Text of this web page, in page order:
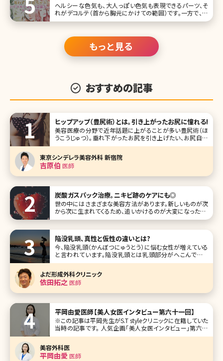
ヘルシーな色気も、大人っぽい色気も表現できるパーツ、そ
れがデコルテ（首から胸元にかけての範囲）です。一方で、エ
イジングサインが目立ちやすいという、あまり嬉しくない特徴
グにしました。 1位田中みな実 #田中みな実 さん♡インタビ
ュー掲載
もっと見る
おすすめの記事
ヒップアップ（豊尻術）とは。引き上がったお尻に憧れる!
美容医療の分野で近年話題に上がることが多い豊尻術（ほ
うこうじゅつ）。垂れ下がったお尻を引き上げたい、お尻自体
を大きくしたい、お尻の形をよくしたいなどのお悩みに対して
豊尻術を行います。 本記事では豊尻術を検討している方に
おいて最も悩みが深いであろうお尻が垂れ下がってしまう原
因について解説した上で
東京シンデレラ美容外科 新宿院
吉原伯 医師
炭酸ガスパック治療。ニキビ跡のケアにも◎
世の中にはさまざまな美容方法があります。新しいものが次
から次に生まれてくるため、追いかけるのが大変になったり、
どんなものが本当に効果があるのかわからなくなってきたり
上げます。その効果はニキビ跡を始め、美肌やアンチエイジ
ングのためのさまざま
陥没乳頭、真性と仮性の違いとは?
今、陥没乳頭（かんぼつにゅうとう）に悩む女性が増えている
と言われています。陥没乳頭とは乳頭部分がへこんでいた
り、平らだったりする状態のこと。見た目が不自然でコンプレ
ックスを抱きやすいというだけではなく、そのままにしておく
と将来的に授乳ができない可能性も出てきます。ここでは陥
没乳頭の症状と真性、仮性の
よだ形成外科クリニック
依田拓之 医師
平岡由愛医師【美人女医インタビュー第六十一回】
※この記事は平岡先生がS.T styleクリニックに在籍していた
当時の記事です。 人気企画「美人女医インタビュー」第六十
一回は、東京・麹町のS.T styleクリニックの平岡由愛（ひらお
かゆま）先生です。 S.T styleクリニックは脂肪吸引、脂肪注入
を得意としていて、女性特有のお悩みに
美容外科医
平岡由愛 医師